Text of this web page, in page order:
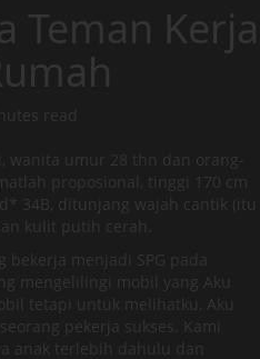
Teman Kerja
read
wanita umur 28 thn dan orang-
proposional, tinggi 170 cm
34B, ditunjang wajah cantik (itu
kulit putih cerah.
menjadi SPG pada
mengelilingi mobil yang Aku
tetapi untuk melihatku, Aku
pekerja sukses. Kami
anak terlebih dahulu dan